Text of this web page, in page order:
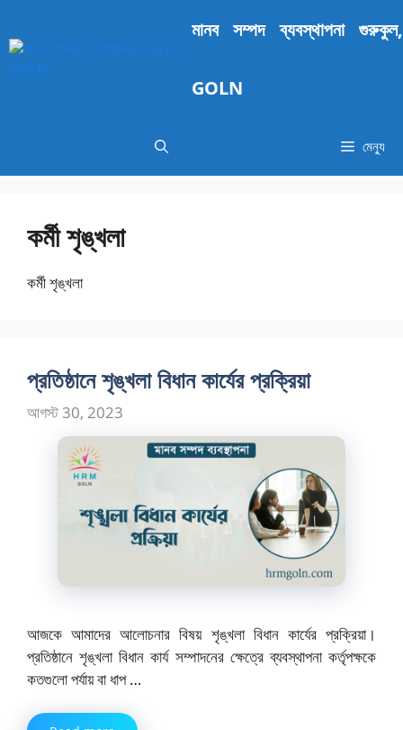
যান
মানব সম্পদ ব্যবস্থাপনা গুরুকুল,
GOLN
মেন্যু
কর্মী শৃঙ্খলা
কর্মী শৃঙ্খলা
প্রতিষ্ঠানে শৃঙ্খলা বিধান কার্যের প্রক্রিয়া
আগস্ট 30, 2023
আজকে আমাদের আলোচনার বিষয় শৃঙ্খলা বিধান কার্যের প্রক্রিয়া।
প্রতিষ্ঠানে শৃঙ্খলা বিধান কার্য সম্পাদনের ক্ষেত্রে ব্যবস্থাপনা কর্তৃপক্ষকে
কতগুলো পর্যায় বা ধাপ …